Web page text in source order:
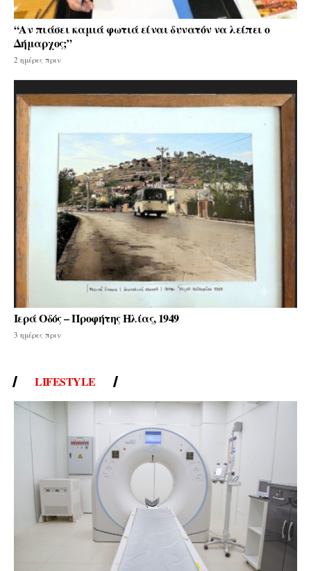
“Αν πιάσει καμιά φωτιά είναι δυνατόν να λείπει ο
Δήμαρχος;”
2 ημέρες πριν
Ιερά Οδός – Προφήτης Ηλίας, 1949
3 ημέρες πριν
LIFESTYLE